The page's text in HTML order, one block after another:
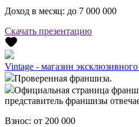
Доход в месяц: до 7 000 000
Скачать презентацию
Vintage - магазин
Проверенная франшиза.
Официальная страница
представитель франшизы
Взнос: от 200 000